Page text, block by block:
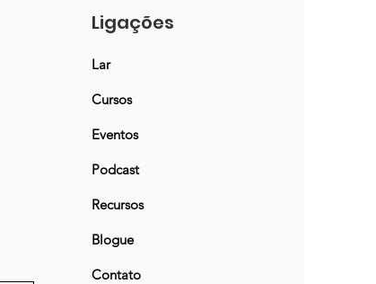
Ligações
Lar
Cursos
Eventos
Podcast
Recursos
Blogue
Contato